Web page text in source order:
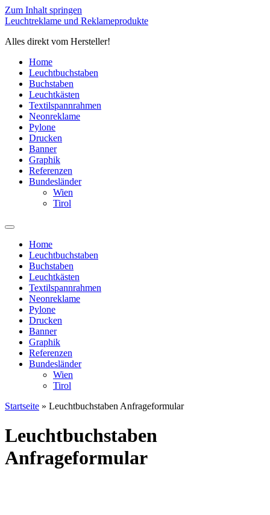
Zum Inhalt springen
Leuchtreklame und Reklameprodukte
Alles direkt vom Hersteller!
Home
Leuchtbuchstaben
Buchstaben
Leuchtkästen
Textilspannrahmen
Neonreklame
Pylone
Drucken
Banner
Graphik
Referenzen
Bundesländer
Wien
Tirol
Home
Leuchtbuchstaben
Buchstaben
Leuchtkästen
Textilspannrahmen
Neonreklame
Pylone
Drucken
Banner
Graphik
Referenzen
Bundesländer
Wien
Tirol
Startseite » Leuchtbuchstaben Anfrageformular
Leuchtbuchstaben
Anfrageformular